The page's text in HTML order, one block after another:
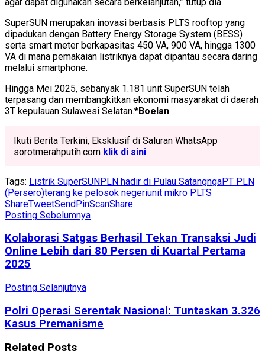
SuperSUN merupakan inovasi berbasis PLTS rooftop yang
dipadukan dengan Battery Energy Storage System (BESS)
serta smart meter berkapasitas 450 VA, 900 VA, hingga 1300
VA di mana pemakaian listriknya dapat dipantau secara daring
melalui smartphone.
Hingga Mei 2025, sebanyak 1.181 unit SuperSUN telah
terpasang dan membangkitkan ekonomi masyarakat di daerah
3T kepulauan Sulawesi Selatan.*Boelan
Ikuti Berita Terkini, Eksklusif di Saluran WhatsApp
sorotmerahputih.com klik di sini
Tags: Listrik SuperSUNPLN hadir di Pulau SatangngaPT PLN
(Persero)terang ke pelosok negeriunit mikro PLTS
ShareTweetSendPinScanShare
Posting Sebelumnya
Kolaborasi Satgas Berhasil Tekan Transaksi Judi
Online Lebih dari 80 Persen di Kuartal Pertama
2025
Posting Selanjutnya
Polri Operasi Serentak Nasional: Tuntaskan 3.326
Kasus Premanisme
Related Posts